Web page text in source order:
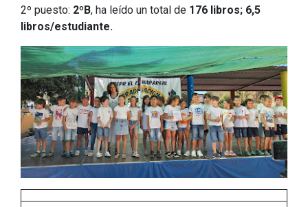
2º puesto: 2ºB, ha leído un total de 176 libros; 6,5
libros/estudiante.